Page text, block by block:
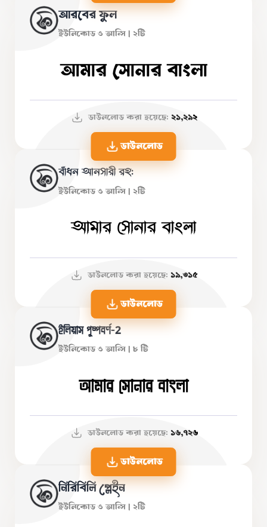
আরবের ফুল
ইউনিকোড ও আন্সি | ২টি
আমার সোনার বাংলা
ডাউনলোড করা হয়েছে: ২১,২৯২
ডাউনলোড
বাঁধন আনসারী রহ:
ইউনিকোড ও আন্সি | ২টি
আমার সোনার বাংলা
ডাউনলোড করা হয়েছে: ১৯,৩১৫
ডাউনলোড
ইলিয়াস পুষ্পবর্ণ-2
ইউনিকোড ও আন্সি | ৮ টি
আমার সোনার বাংলা
ডাউনলোড করা হয়েছে: ১৬,৭২৬
ডাউনলোড
নিরিবিলি প্লেইন
ইউনিকোড ‍ও আন্সি | ২টি